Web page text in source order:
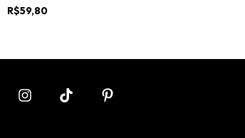
R$59,80